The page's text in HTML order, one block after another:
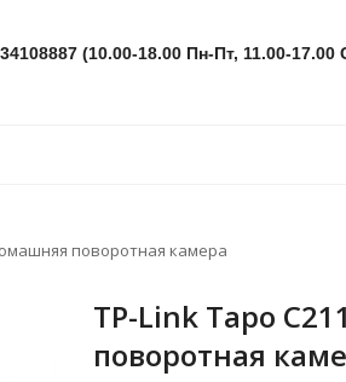
(10.00-18.00 Пн-Пт, 11.00-17.00
поворотная камера
TP-Link Tapo
поворотная